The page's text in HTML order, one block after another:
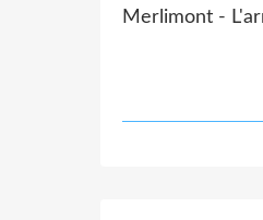
Merlimont -